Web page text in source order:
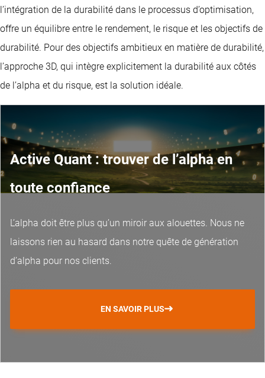
l’intégration de la durabilité dans le processus d’optimisation,
offre un équilibre entre le rendement, le risque et les objectifs de
durabilité. Pour des objectifs ambitieux en matière de durabilité,
l’approche 3D, qui intègre explicitement la durabilité aux côtés
de l’alpha et du risque, est la solution idéale.
Active Quant : trouver de l’alpha en
toute confiance
L’alpha doit être plus qu’un miroir aux alouettes. Nous ne
laissons rien au hasard dans notre quête de génération
d’alpha pour nos clients.
EN SAVOIR PLUS